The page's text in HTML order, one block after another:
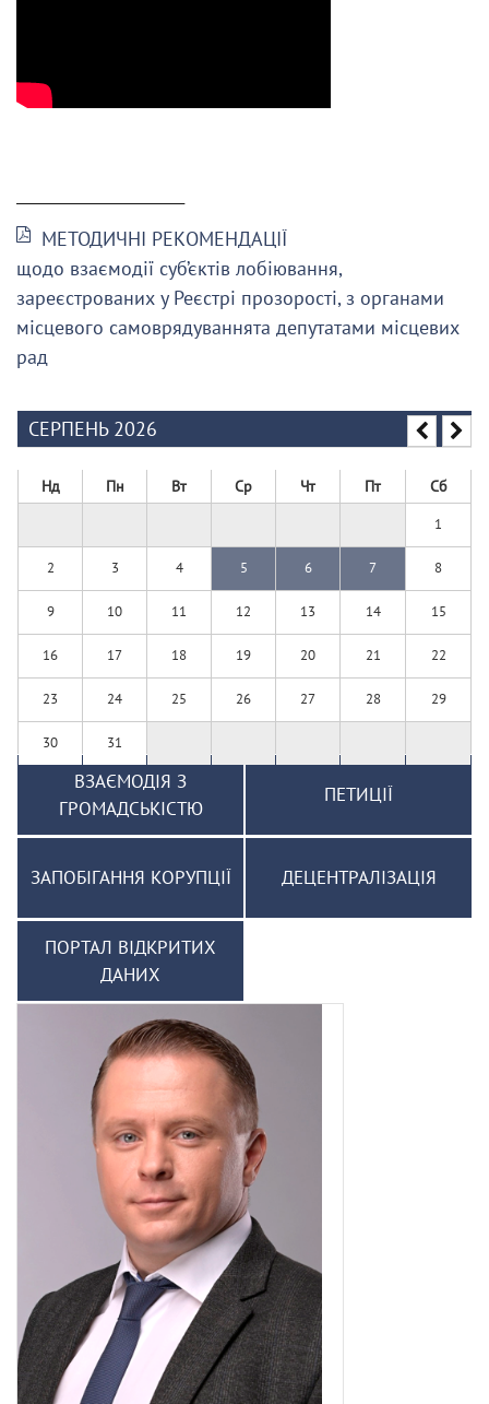
МЕТОДИЧНІ РЕКОМЕНДАЦІЇ
щодо взаємодії суб’єктів лобіювання,
зареєстрованих у Реєстрі прозорості, з органами
місцевого самоврядуваннята депутатами місцевих
рад
СЕРПЕНЬ 2026
Нд Пн Вт Ср Чт Пт Сб
1
2 3 4 5 6 7 8
9 10 11 12 13 14 15
16 17 18 19 20 21 22
23 24 25 26 27 28 29
30 31
ВЗАЄМОДІЯ З
ГРОМАДСЬКІСТЮ
ПЕТИЦІЇ
ЗАПОБІГАННЯ КОРУПЦІЇ ДЕЦЕНТРАЛІЗАЦІЯ
ПОРТАЛ ВІДКРИТИХ
ДАНИХ